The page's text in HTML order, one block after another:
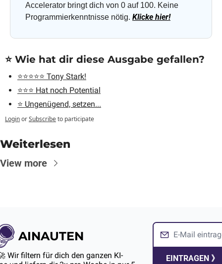
Accelerator bringt dich von 0 auf 100. Keine
Programmierkenntnisse nötig. Klicke hier!
⭐️ Wie hat dir diese Ausgabe gefallen?
⭐️⭐️⭐️⭐️⭐️ Tony Stark!
⭐️⭐️⭐️ Hat noch Potential
⭐️ Ungenügend, setzen...
LoginorSubscribeto participate
Weiterlesen
View more
AINAUTEN
Wir filtern für dich den ganzen KI-
EINTRAGEN 》